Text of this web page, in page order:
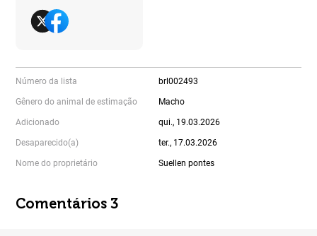
Número da lista brl002493
Gênero do animal de estimação Macho
Adicionado qui., 19.03.2026
Desaparecido(a) ter., 17.03.2026
Nome do proprietário Suellen pontes
Comentários 3